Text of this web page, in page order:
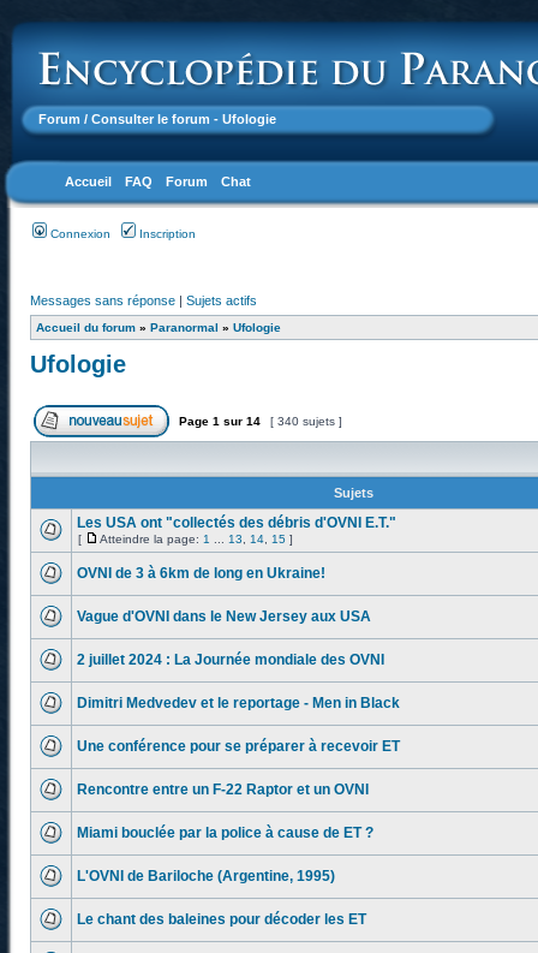
Forum / Consulter le forum - Ufologie
Accueil FAQ Forum Chat
Connexion Inscription
Messages sans réponse | Sujets actifs
Accueil du forum » Paranormal » Ufologie
Ufologie
Page 1 sur 14 [ 340 sujets ]
Sujets
Les USA ont "collectés des débris d'OVNI E.T."
[ Atteindre la page: 1 13 14 15 ]
OVNI de 3 à 6km de long en Ukraine!
Vague d'OVNI dans le New Jersey aux USA
2 juillet 2024 : La Journée mondiale des OVNI
Dimitri Medvedev et le reportage - Men in Black
Une conférence pour se préparer à recevoir ET
Rencontre entre un F-22 Raptor et un OVNI
Miami bouclée par la police à cause de ET ?
L'OVNI de Bariloche (Argentine, 1995)
Le chant des baleines pour décoder les ET